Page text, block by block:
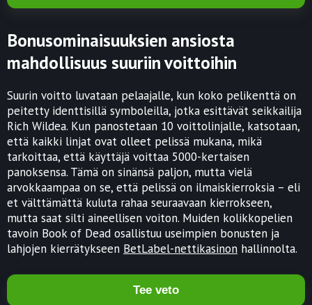
Bonusominaisuuksien ansiosta
mahdollisuus suuriin voittoihin
Suurin voitto luvataan pelaajalle, kun koko pelikenttä on
peitetty identtisillä symboleilla, jotka esittävät seikkailija
Rich Wildea. Kun panostetaan 10 voittolinjalle, katsotaan,
että kaikki linjat ovat olleet pelissä mukana, mikä
tarkoittaa, että käyttäjä voittaa 5000-kertaisen
panoksensa. Tämä on sinänsä paljon, mutta vielä
arvokkaampaa on se, että pelissä on ilmaiskierroksia – eli
et välttämättä kuluta rahaa seuraavaan kierrokseen,
mutta saat silti aineellisen voiton. Muiden kolikkopelien
tavoin Book of Dead osallistuu useimpien bonusten ja
lahjojen kierrätykseen BetLabel-nettikasinon hallinnolta.
Tee veto